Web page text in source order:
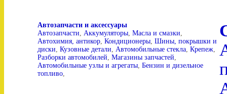
Автозапчасти и аксессуары
Автозапчасти, Аккумуляторы, Масла и смазки,
Автохимия, антикор, Кондиционеры, Шины, покрышки и
диски, Кузовные детали, Автомобильные стекла, Крепеж,
Разборки автомобилей, Магазины запчастей,
Автомобильные узлы и агрегаты, Бензин и дизельное
топливо,